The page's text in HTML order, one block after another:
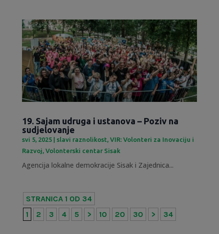
19. Sajam udruga i ustanova – Poziv na
sudjelovanje
svi 5, 2025| slavi raznolikost, VIR: Volonteri za Inovaciju i
Razvoj, Volonterski centar Sisak
Agencija lokalne demokracije Sisak i Zajednica...
STRANICA 1 OD 34
1
2 3 4 5 > 10 20 30 > 34